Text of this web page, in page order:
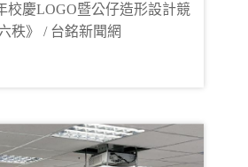
校慶LOGO暨公仔造形設計競
秩》 / 台銘新聞網